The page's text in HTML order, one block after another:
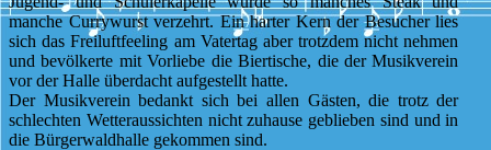
manche Currywurst verzehrt. Ein harter Kern der Besucher lies
sich das Freiluftfeeling am Vatertag aber trotzdem nicht nehmen
und bevölkerte mit Vorliebe die Biertische, die der Musikverein
vor der Halle überdacht aufgestellt hatte.
Der Musikverein bedankt sich bei allen Gästen, die trotz der
schlechten Wetteraussichten nicht zuhause geblieben sind und in
die Bürgerwaldhalle gekommen sind.